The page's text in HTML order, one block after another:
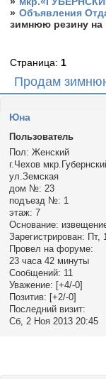
» Объявления
зимнюю резину на
Продам
Страница: 1
Юна
Пользователь
Пол: Женский
г.Чехов
ул.Земская
дом №: 23
подъезд №: 1
этаж: 7
Основание:
Зарегистрирован: Пт,
Провел на форуме:
23 часа 42 минуты
Сообщений: 11
Уважение: [+4/-0]
Позитив: [+2/-0]
Последний визит:
Сб, 2 Ноя 2013 20:45